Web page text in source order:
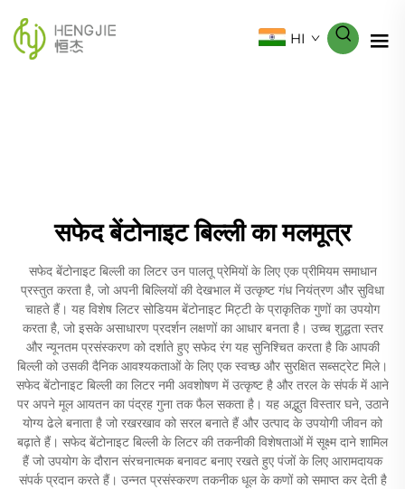
HI
सफेद बेंटोनाइट बिल्ली का मलमूत्र
सफेद बेंटोनाइट बिल्ली का लिटर उन पालतू प्रेमियों के लिए एक प्रीमियम समाधान
प्रस्तुत करता है, जो अपनी बिल्लियों की देखभाल में उत्कृष्ट गंध नियंत्रण और सुविधा
चाहते हैं। यह विशेष लिटर सोडियम बेंटोनाइट मिट्टी के प्राकृतिक गुणों का उपयोग
करता है, जो इसके असाधारण प्रदर्शन लक्षणों का आधार बनता है। उच्च शुद्धता स्तर
और न्यूनतम प्रसंस्करण को दर्शाते हुए सफेद रंग यह सुनिश्चित करता है कि आपकी
बिल्ली को उसकी दैनिक आवश्यकताओं के लिए एक स्वच्छ और सुरक्षित सब्सट्रेट मिले।
सफेद बेंटोनाइट बिल्ली का लिटर नमी अवशोषण में उत्कृष्ट है और तरल के संपर्क में आने
पर अपने मूल आयतन का पंद्रह गुना तक फैल सकता है। यह अद्भुत विस्तार घने, उठाने
योग्य ढेले बनाता है जो रखरखाव को सरल बनाते हैं और उत्पाद के उपयोगी जीवन को
बढ़ाते हैं। सफेद बेंटोनाइट बिल्ली के लिटर की तकनीकी विशेषताओं में सूक्ष्म दाने शामिल
हैं जो उपयोग के दौरान संरचनात्मक बनावट बनाए रखते हुए पंजों के लिए आरामदायक
संपर्क प्रदान करते हैं। उन्नत प्रसंस्करण तकनीक धूल के कणों को समाप्त कर देती है